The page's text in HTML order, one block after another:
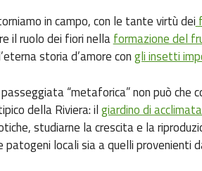
in campo, con le tante virtù dei
il ruolo dei fiori nellaformazione del
storia d’amore congli insetti
“metaforica” non può che
della Riviera: ilgiardino di
studiarne la crescita e la
patogeni locali sia a quelli provenienti